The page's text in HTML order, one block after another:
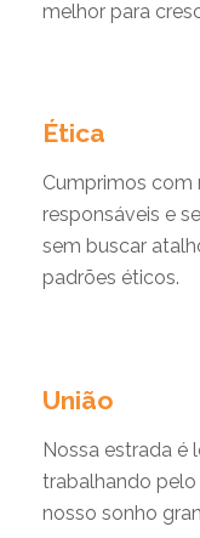
melhor para
Ética
Cumprimos com
responsáveis e
sem buscar
padrões éticos.
União
Nossa estrada é
trabalhando
nosso sonho